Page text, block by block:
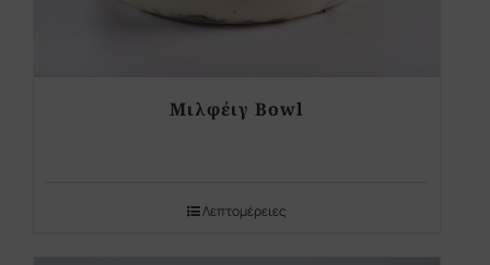
Μιλφέιγ Bowl
Λεπτομέρειες